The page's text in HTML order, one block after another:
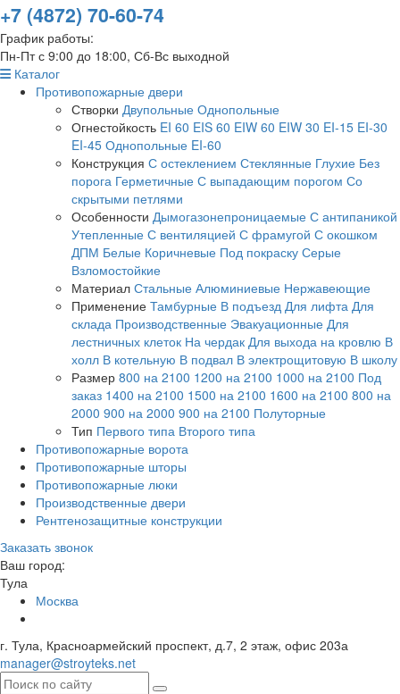
+7 (4872) 70-60-74
График работы:
Пн-Пт с 9:00 до 18:00, Сб-Вс выходной
Каталог
Противопожарные двери
Створки Двупольные Однопольные
Огнестойкость EI 60 EIS 60 EIW 60 EIW 30 EI-15 EI-30
EI-45 Однопольные EI-60
Конструкция С остеклением Стеклянные Глухие Без
порога Герметичные С выпадающим порогом Со
скрытыми петлями
Особенности Дымогазонепроницаемые С антипаникой
Утепленные С вентиляцией С фрамугой С окошком
ДПМ Белые Коричневые Под покраску Серые
Взломостойкие
Материал Стальные Алюминиевые Нержавеющие
Применение Тамбурные В подъезд Для лифта Для
склада Производственные Эвакуационные Для
лестничных клеток На чердак Для выхода на кровлю В
холл В котельную В подвал В электрощитовую В школу
Размер 800 на 2100 1200 на 2100 1000 на 2100 Под
заказ 1400 на 2100 1500 на 2100 1600 на 2100 800 на
2000 900 на 2000 900 на 2100 Полуторные
Тип Первого типа Второго типа
Противопожарные ворота
Противопожарные шторы
Противопожарные люки
Производственные двери
Рентгенозащитные конструкции
Заказать звонок
Ваш город:
Тула
Москва
г. Тула, Красноармейский проспект, д.7, 2 этаж, офис 203а
manager@stroyteks.net